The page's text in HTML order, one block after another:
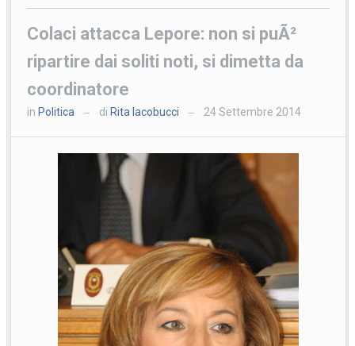
Colaci attacca Lepore: non si puÃ²
ripartire dai soliti noti, si dimetta da
coordinatore
in Politica — di Rita Iacobucci — 24 Settembre 2014